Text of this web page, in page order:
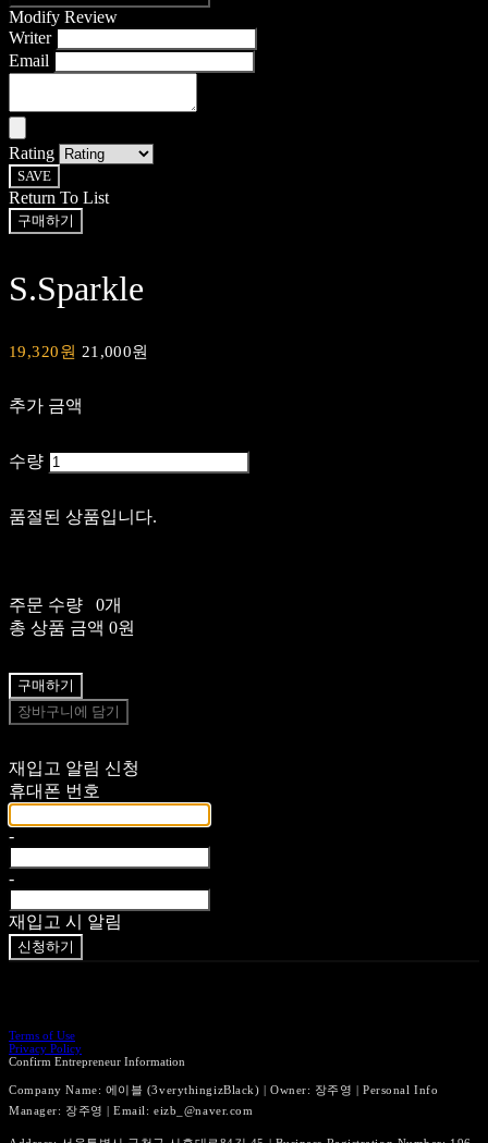
Modify Review
Writer
Email
Rating
SAVE
Return To List
구매하기
S.Sparkle
19,320원 21,000원
추가 금액
수량
품절된 상품입니다.
주문 수량
0개
총 상품 금액 0원
구매하기
장바구니에 담기
재입고 알림 신청
휴대폰 번호
-
-
재입고 시 알림
신청하기
Terms of Use
Privacy Policy
Confirm Entrepreneur Information
Company Name: 에이블 (3verythingizBlack) | Owner: 장주영 | Personal Info
Manager: 장주영 | Email: eizb_@naver.com